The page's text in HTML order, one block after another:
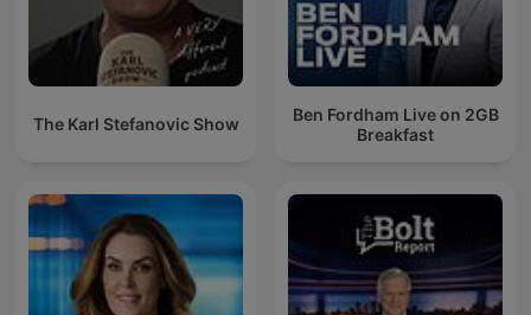
The Karl Stefanovic Show
Ben Fordham Live on 2GB
Breakfast